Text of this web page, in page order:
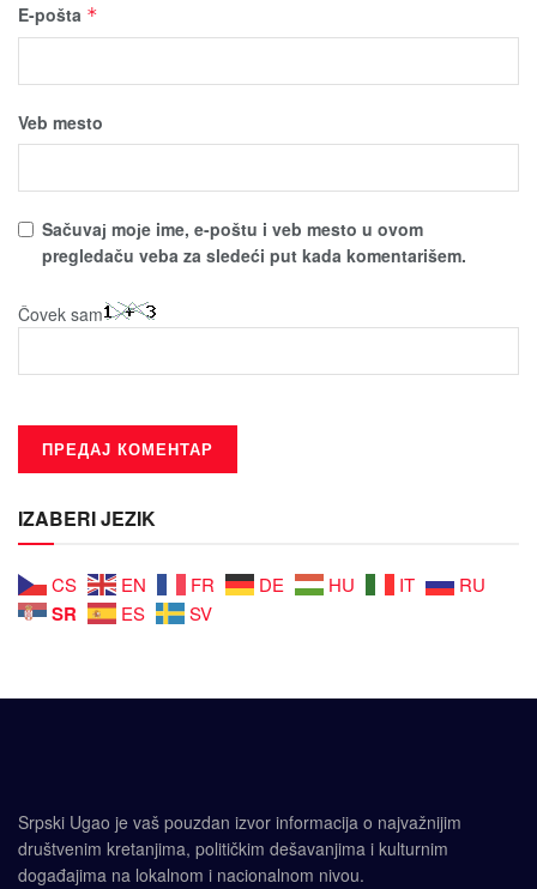
E-pošta *
Veb mesto
Sačuvaј moјe ime, e-poštu i veb mesto u ovom
pregledaču veba za sledeći put kada komentarišem.
Čovek sam
IZABERI JEZIK
CS EN FR DE HU IT RU
SR ES SV
Srpski Ugao je vaš pouzdan izvor informacija o najvažnijim
društvenim kretanjima, političkim dešavanjima i kulturnim
događajima na lokalnom i nacionalnom nivou.